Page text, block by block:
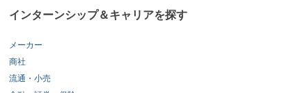
インターンシップ＆キャリアを探す
メーカー
商社
流通・小売